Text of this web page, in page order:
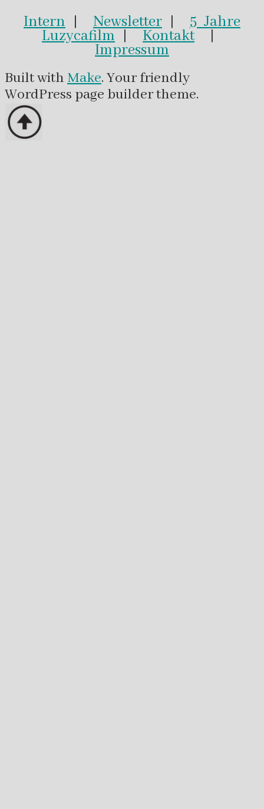
Intern | Newsletter | 5 Jahre
Luzycafilm | Kontakt|
Impressum
Built with Make. Your friendly
WordPress page builder theme.